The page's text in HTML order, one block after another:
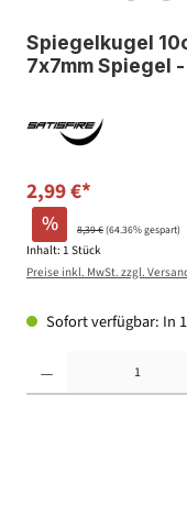
Spiegelkugel
7x7mm Spiegel
2,99 €*
% 8,39 €(64.36% gespart)
Inhalt: 1 Stück
Preise inkl. MwSt. zzgl.
Sofort verfügbar: In